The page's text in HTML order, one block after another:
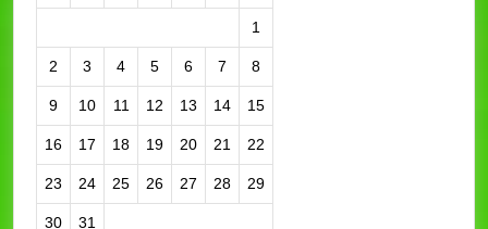
1
2 3 4 5 6 7 8
9 10 11 12 13 14 15
16 17 18 19 20 21 22
23 24 25 26 27 28 29
30 31